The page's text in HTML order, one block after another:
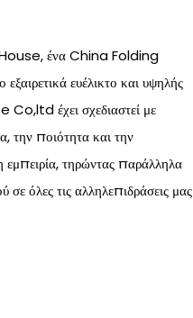
ένα China Folding
ευέλικτο και υψηλής
έχει σχεδιαστεί με
την ποιότητα και την
εμπειρία, τηρώντας παράλληλα
σε όλες τις αλληλεπιδράσεις μας